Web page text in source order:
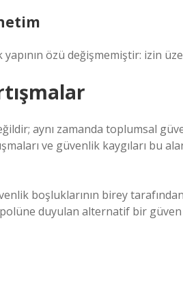
özü değişmemiştir: izin
aynı zamanda toplumsal
ve güvenlik kaygıları bu
boşluklarının birey
duyulan alternatif bir güven